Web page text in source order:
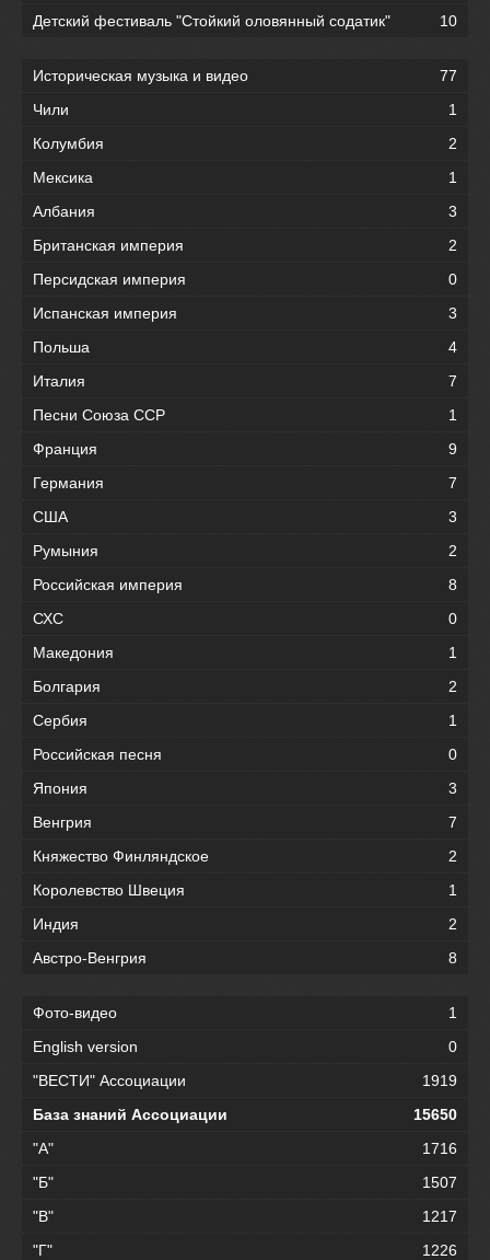
Детский фестиваль "Стойкий оловянный содатик" 10
Историческая музыка и видео
77
Чили
1
Колумбия
2
Мексика
1
Албания
3
Британская империя
2
Персидская империя
0
Испанская империя
3
Польша
4
Италия
7
Песни Союза ССР
1
Франция
9
Германия
7
США
3
Румыния
2
Российская империя
8
СХС
0
Македония
1
Болгария
2
Сербия
1
Российская песня
0
Япония
3
Венгрия
7
Княжество Финляндское
2
Королевство Швеция
1
Индия
2
Австро-Венгрия
8
Фото-видео
1
English version
0
"ВЕСТИ" Ассоциации
1919
База знаний Ассоциации
15650
"А"
1716
"Б"
1507
"В"
1217
"Г"
1226